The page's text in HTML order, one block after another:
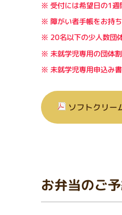
受付には希望日の1週
障がい者手帳をお持
20名以下の少人数団
未就学児専用の団体
未就学児専用申込み
ソフトクリー
お弁当のご